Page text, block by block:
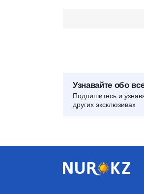
Узнавайте обо
Подпишитесь и
других эксклюзивах